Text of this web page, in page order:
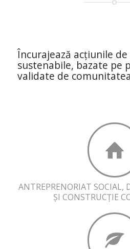
Încurajează acțiunile
sustenabile, bazate pe
validate de
ANTREPRENORIAT SOCIAL,
ȘI CONSTRUCȚIE